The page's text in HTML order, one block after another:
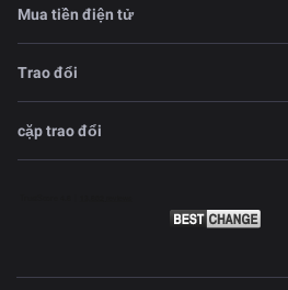
Mua tiền điện tử
Trao đổi
cặp trao đổi